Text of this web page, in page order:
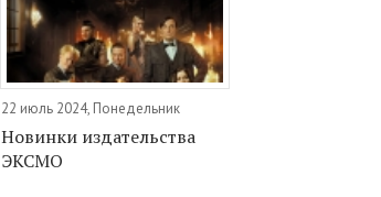
22 июль 2024, Понедельник
Новинки издательства
ЭКСМО